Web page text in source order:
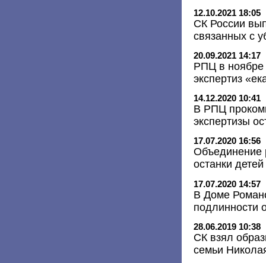
12.10.2021 18:05
СК России
связанных с
20.09.2021 14:17
РПЦ в ноябре
экспертиз
14.12.2020 10:41
В РПЦ
экспертизы
17.07.2020 16:56
Объединение
останки
17.07.2020 14:57
В Доме
подлинности
28.06.2019 10:38
СК взял
семьи